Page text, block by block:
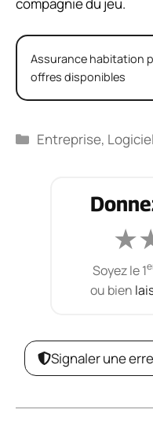
compagnie du jeu.
Assurance habitation
offres disponibles
Catégories
Entreprise, Logiciel
★
Soyez le 1
ou bien
Signaler une